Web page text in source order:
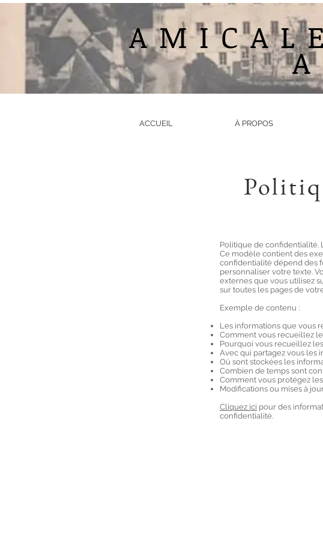
ACCUEIL À PROPOS
Politique de confidentialité.
Ce modèle contient des
confidentialité dépend des
personnaliser votre texte.
externes que vous utilisez
sur toutes les pages de
Exemple de contenu :
Les informations que vous
Comment vous recueillez
Pourquoi vous recueillez
Avec qui partagez vous les
Où sont stockées les
Combien de temps sont
Comment vous protégez
Modifications ou mises à
Cliquez ici pour des
confidentialité.